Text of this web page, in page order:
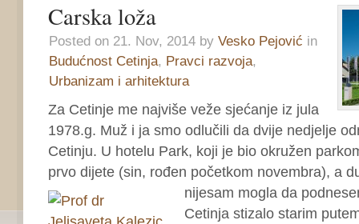
Carska loža
Posted on 21. Nov, 2014 by Vesko Pejović in
Budućnost Cetinja, Pravci razvoja,
Urbanizam i arhitektura
Za Cetinje me najviše veže sjećanje iz jula
1978.g. Muž i ja smo odlučili da dvije nedjelje
Cetinju. U hotelu Park, koji je bio okružen
prvo dijete (sin, rođen početkom novembra), a
nijesam mogla da
Cetinja stizalo starim